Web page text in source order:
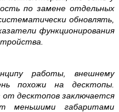
по замене отдельных
обновлять,
функционирования
работы, внешнему
похожи на десктопы.
десктопов заключается
меньшими габаритами